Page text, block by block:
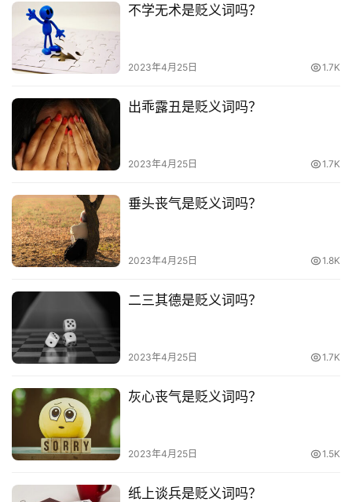
词
常
用
网
络
热
词
电
影
台
词
其
词
语
登录 注册
不学无术是贬义词吗？
2023年4月25日 1.7K
出乖露丑是贬义词吗？
2023年4月25日 1.7K
垂头丧气是贬义词吗？
2023年4月25日 1.8K
二三其德是贬义词吗？
2023年4月25日 1.7K
灰心丧气是贬义词吗？
2023年4月25日 1.5K
纸上谈兵是贬义词吗？